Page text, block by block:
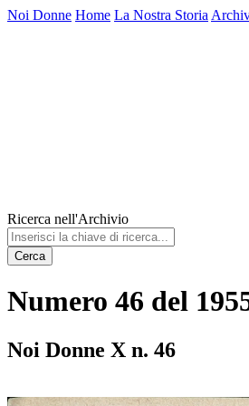
Noi Donne Home La Nostra Storia
Ricerca nell'Archivio
Cerca
Numero 46 del
Noi Donne X n. 46